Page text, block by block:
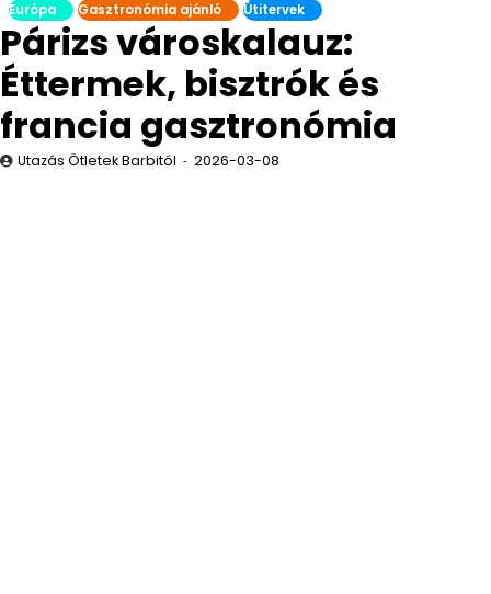
Európa Gasztronómia ajánló Útitervek
Párizs városkalauz:
Éttermek, bisztrók és
francia gasztronómia
Utazás Ötletek Barbitól 2026-03-08